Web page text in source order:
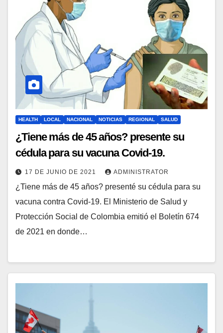
HEALTH LOCAL NACIONAL NOTICIAS REGIONAL SALUD
¿Tiene más de 45 años? presente su
cédula para su vacuna Covid-19.
17 DE JUNIO DE 2021 ADMINISTRATOR
¿Tiene más de 45 años? presenté su cédula para su
vacuna contra Covid-19. El Ministerio de Salud y
Protección Social de Colombia emitió el Boletín 674
de 2021 en donde…